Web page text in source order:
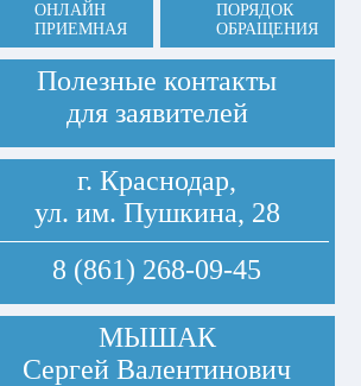
ОНЛАЙН
ПРИЕМНАЯ
ПОРЯДОК
ОБРАЩЕНИЯ
Полезные контакты
для заявителей
г. Краснодар,
ул. им. Пушкина, 28
8 (861) 268-09-45
МЫШАК
Сергей Валентинович